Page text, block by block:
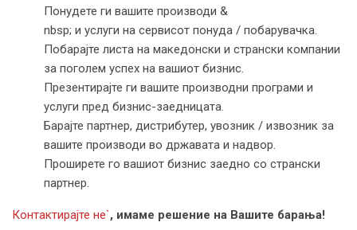
Понудете ги вашите производи &
nbsp; и услуги на сервисот понуда / побарувачка.
Побарајте листа на македонски и странски компании
за поголем успех на вашиот бизнис.
Презентирајте ги вашите производни програми и
услуги пред бизнис-заедницата.
Барајте партнер, дистрибутер, увозник / извозник за
вашите производи во државата и надвор.
Проширете го вашиот бизнис заедно со странски
партнер.
Контактирајте не`, имаме решение на Вашите барања!